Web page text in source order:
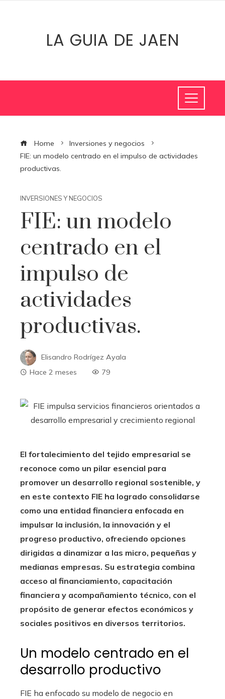
LA GUIA DE JAEN
Home
Inversiones y negocios
FIE: un modelo centrado en el impulso de actividades
productivas.
INVERSIONES Y NEGOCIOS
FIE: un modelo
centrado en el
impulso de
actividades
productivas.
Elisandro Rodrígez Ayala
Hace 2 meses
79
El fortalecimiento del tejido empresarial se
reconoce como un pilar esencial para
promover un desarrollo regional sostenible, y
en este contexto FIE ha logrado consolidarse
como una entidad financiera enfocada en
impulsar la inclusión, la innovación y el
progreso productivo, ofreciendo opciones
dirigidas a dinamizar a las micro, pequeñas y
medianas empresas. Su estrategia combina
acceso al financiamiento, capacitación
financiera y acompañamiento técnico, con el
propósito de generar efectos económicos y
sociales positivos en diversos territorios.
Un modelo centrado en el
desarrollo productivo
FIE ha enfocado su modelo de negocio en